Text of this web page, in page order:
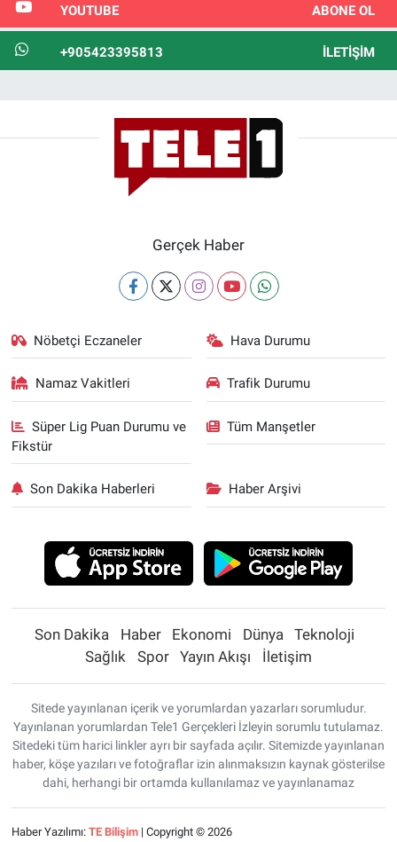
YOUTUBE ABONE OL
+905423395813 İLETIŞIM
Gerçek Haber
Nöbetçi Eczaneler Hava Durumu
Namaz Vakitleri Trafik Durumu
Süper Lig Puan Durumu ve
Fikstür
Tüm Manşetler
Son Dakika Haberleri Haber Arşivi
Son Dakika Haber Ekonomi Dünya
Teknoloji
Sağlık
Spor Yayın Akışı İletişim
Sitede yayınlanan içerik ve yorumlardan yazarları sorumludur.
Yayınlanan yorumlardan Tele1 Gerçekleri İzleyin sorumlu tutulamaz.
Sitedeki tüm harici linkler ayrı bir sayfada açılır. Sitemizde yayınlanan
haber, köşe yazıları ve fotoğraflar izin alınmaksızın kaynak gösterilse
dahi, herhangi bir ortamda kullanılamaz ve yayınlanamaz
Haber Yazılımı: TE Bilişim| Copyright © 2026